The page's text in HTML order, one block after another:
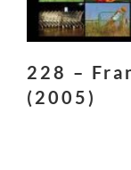
228 –
(2005)